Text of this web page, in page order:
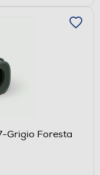
Grigio Foresta